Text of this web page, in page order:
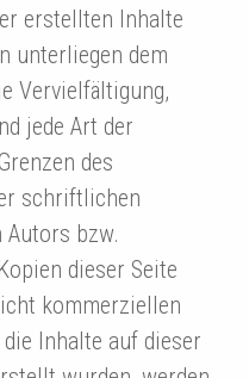
erstellten Inhalte
unterliegen dem
Vervielfältigung,
jede Art der
des
schriftlichen
bzw.
dieser Seite
kommerziellen
Inhalte auf dieser